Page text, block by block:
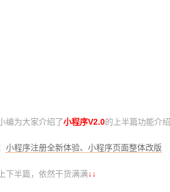
编为大家介绍了小程序V2.0的上半篇功能介
小程序注册全新体验、小程序页面整体改版
下半篇，依然干货满满↓↓